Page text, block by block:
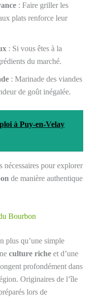
: Faire griller les
plats renforce leur
: Si vous êtes à la
du marché.
: Marinade des viandes
de goût inégalée.
à Puy-en-Velay
nécessaires pour explorer
de manière authentique
Bourbon
plus qu’une simple
culture riche et d’une
profondément dans
Originaires de l’île
lors de